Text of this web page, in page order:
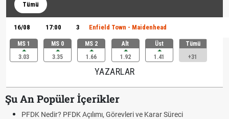
Tümü
16/08 17:00 3 Enfield Town - Maidenhead
MS 1
3.03
MS 0
3.35
MS 2
1.66
Alt
1.92
Üst
1.41
Tümü
+31
YAZARLAR
Şu An Popüler İçerikler
PFDK Nedir? PFDK Açılımı, Görevleri ve Karar Süreci